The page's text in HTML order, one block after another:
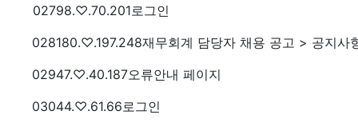
번호
027접속자
98.♡.70.201 로그인
번호
028접속자
180.♡.197.248재무회계 담당자 채용 공고 > 공지사
번호
029접속자
47.♡.40.187오류안내 페이지
번호
030접속자
44.♡.61.66 로그인